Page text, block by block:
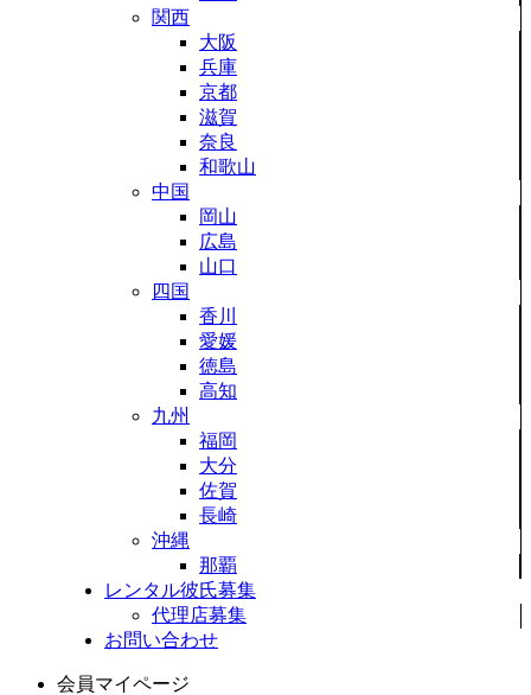
関西
大阪
兵庫
京都
滋賀
奈良
和歌山
中国
岡山
広島
山口
四国
香川
愛媛
徳島
高知
九州
福岡
大分
佐賀
長崎
沖縄
那覇
レンタル彼氏募集
代理店募集
お問い合わせ
会員マイページ